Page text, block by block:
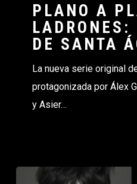
PLANO A
DE SANTA
La nueva serie original
protagonizada por Álex
y Asier…